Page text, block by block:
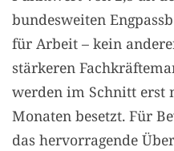
bundesweiten
für Arbeit – kein
stärkeren
werden im Schnitt erst
Monaten besetzt. Für
das hervorragende